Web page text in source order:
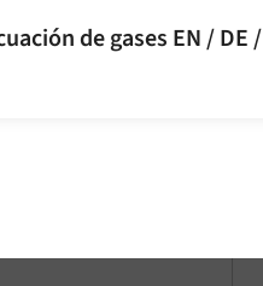
de gases EN / DE /